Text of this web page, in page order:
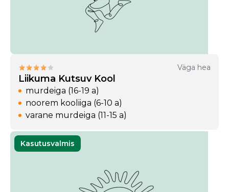
Väga hea
Liikuma Kutsuv Kool
murdeiga (16-19 a)
noorem kooliiga (6-10 a)
varane murdeiga (11-15 a)
Kasutusvalmis